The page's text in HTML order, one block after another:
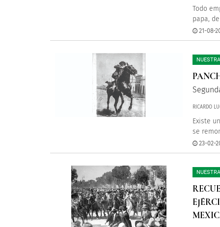
Todo
papa,
21-08-
RICARDO
Existe
se
23-02-